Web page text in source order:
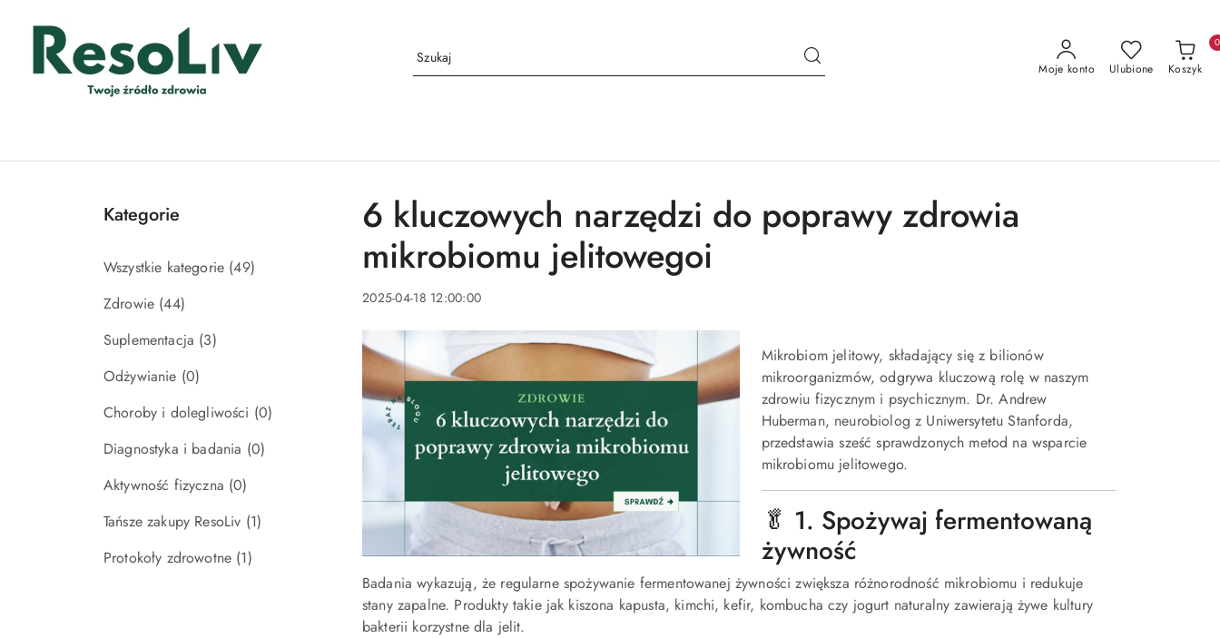
Moje konto Ulubione Koszyk
0
Kategorie
Wszystkie kategorie (49)
Zdrowie (44)
Suplementacja (3)
Odżywianie (0)
Choroby i dolegliwości (0)
Diagnostyka i badania (0)
Aktywność fizyczna (0)
Tańsze zakupy ResoLiv (1)
Protokoły zdrowotne (1)
6 kluczowych narzędzi do poprawy zdrowia
mikrobiomu jelitowegoi
2025-04-18 12:00:00
Mikrobiom jelitowy, składający się z bilionów
mikroorganizmów, odgrywa kluczową rolę w naszym
zdrowiu fizycznym i psychicznym. Dr. Andrew
Huberman, neurobiolog z Uniwersytetu Stanforda,
przedstawia sześć sprawdzonych metod na wsparcie
mikrobiomu jelitowego.​
🥬 1. Spożywaj fermentowaną
żywność
Badania wykazują, że regularne spożywanie fermentowanej żywności zwiększa różnorodność mikrobiomu i redukuje
stany zapalne. Produkty takie jak kiszona kapusta, kimchi, kefir, kombucha czy jogurt naturalny zawierają żywe kultury
bakterii korzystne dla jelit.